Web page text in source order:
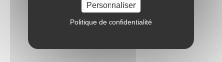
Personnaliser
Politique de confidentialité